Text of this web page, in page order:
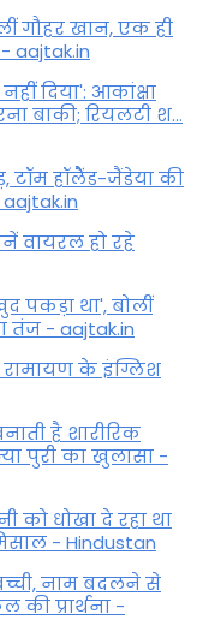
गौहर खान, एक ही
aajtak.in
दिया': आकांक्षा
बाकी; रियलटी श...
टॉम हॉलैेंड-जैंडेया की
वायरल हो रहे
पकड़ा था', बोलीं
तंज - aajtak.in
रामायण के इंग्लिश
है शारीरिक
पुरी का खुलासा -
को धोखा दे रहा था
- Hindustan
नाम बदलने से
प्रार्थना -